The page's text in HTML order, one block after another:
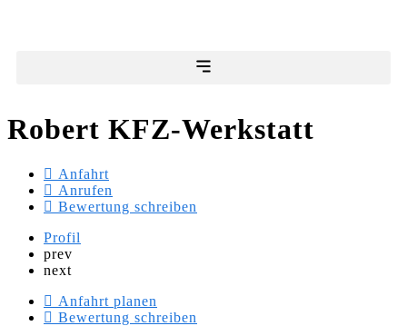
Robert KFZ-Werkstatt
Anfahrt
Anrufen
Bewertung schreiben
Profil
prev
next
Anfahrt planen
Bewertung schreiben